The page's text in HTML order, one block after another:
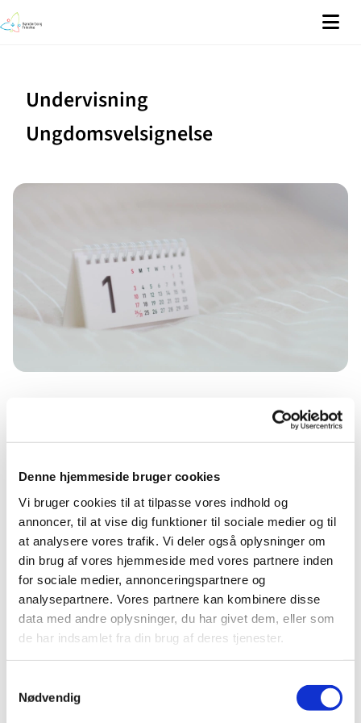
Denne hjemmeside bruger cookies
Vi bruger cookies til at tilpasse vores indhold og
annoncer, til at vise dig funktioner til sociale medier og til
at analysere vores trafik. Vi deler også oplysninger om
din brug af vores hjemmeside med vores partnere inden
for sociale medier, annonceringspartnere og
analysepartnere. Vores partnere kan kombinere disse
data med andre oplysninger, du har givet dem, eller som
de har indsamlet fra din brug af deres tjenester.
Nødvendig
Undervisning
Ungdomsvelsignelse
Tirsdag 5. januar 2027, kl. 15:30
Sønderborg Frikirke, Damgade 94, 6400
Sønderborg